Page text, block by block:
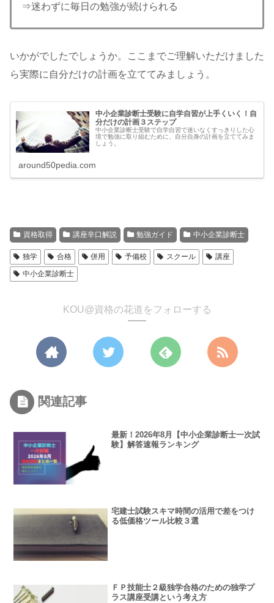
⇒迷わずに毎日の勉強が続けられる
いかがでしたでしょうか。ここまでご理解いただけました
ら実際に自分だけの計画を立ててみましょう。
中小企業診断士受験に自学自習が上手くいく！自
分だけの計画３ステップ
中小企業診断士受験で自学自習で迷いなくすっきりした心
境で勉強に取り組むために、自分自身の計画を立ててみま
しょう。
around50pedia.com
資格取得 講座辛口解説 勉強ガイド 中小企業診断士
独学 合格 併用 予備校 スクール
講座
中小企業診断士
KOU@資格の花道をフォローする
関連記事
最新！2026年8月【中小企業診断士一次試
験】解答速報ランキング
宅建士試験スキマ時間の活用で差をつけ
る低価格ツール比較３選
ＦＰ技能士２級独学合格のための独学プ
ラス講座受講という考え方